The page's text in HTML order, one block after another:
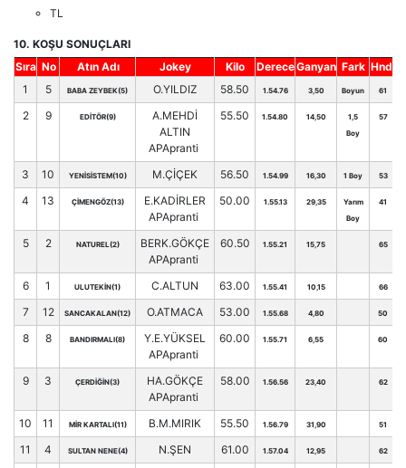
TL
10. KOŞU SONUÇLARI
Sıra No Atın Adı Jokey Kilo DereceGanyan Fark Hnd.
1
5 BABA ZEYBEK(5) O.YILDIZ 58.50 1.54.76 3,50 Boyun 61
2 9 EDİTÖR(9)
A.MEHDİ
ALTIN
APApranti
55.50 1.54.80 14,50
1,5
Boy
57
3 10 YENİSİSTEM(10) M.ÇİÇEK 56.50 1.54.99 16,30 1 Boy 53
4 13 ÇİMENGÖZ(13)
E.KADİRLER
APApranti
50.00 1.55.13 29,35
Yarım
Boy
41
5 2 NATUREL(2)
BERK.GÖKÇE
APApranti
60.50 1.55.21 15,75 65
6 1 ULUTEKİN(1) C.ALTUN 63.00 1.55.41 10,15 66
7 12 SANCAKALAN(12) O.ATMACA 53.00 1.55.68 4,80 50
8 8 BANDIRMALI(8)
Y.E.YÜKSEL
APApranti
60.00 1.55.71 6,55 60
9 3 ÇERDİĞİN(3)
HA.GÖKÇE
APApranti
58.00 1.56.56 23,40 62
10 11 MİR KARTALI(11) B.M.MIRIK 55.50 1.56.79 31,90 51
11 4 SULTAN NENE(4) N.ŞEN 61.00 1.57.04 12,95 62